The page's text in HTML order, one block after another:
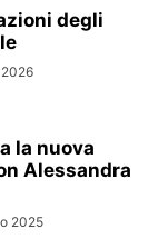
degli
la nuova
Alessandra
2025